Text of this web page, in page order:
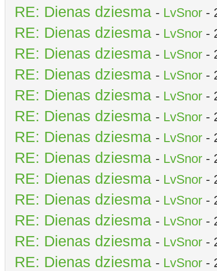
RE: Dienas dziesma - LvSnor -
RE: Dienas dziesma - LvSnor -
RE: Dienas dziesma - LvSnor -
RE: Dienas dziesma - LvSnor -
RE: Dienas dziesma - LvSnor -
RE: Dienas dziesma - LvSnor -
RE: Dienas dziesma - LvSnor -
RE: Dienas dziesma - LvSnor -
RE: Dienas dziesma - LvSnor -
RE: Dienas dziesma - LvSnor -
RE: Dienas dziesma - LvSnor -
RE: Dienas dziesma - LvSnor -
RE: Dienas dziesma - LvSnor -